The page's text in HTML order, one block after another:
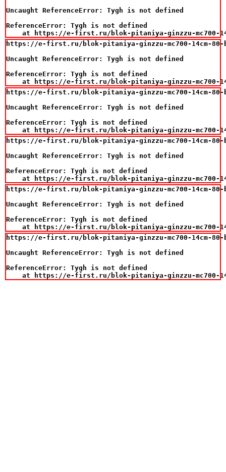
Uncaught ReferenceError: Tygh is not defined
ReferenceError: Tygh is not defined
at https://e-first.ru/blok-pitaniya-ginzzu-mc700-
https://e-first.ru/blok-pitaniya-ginzzu-mc700-14cm-80-
Uncaught ReferenceError: Tygh is not defined
ReferenceError: Tygh is not defined
at https://e-first.ru/blok-pitaniya-ginzzu-mc700-
https://e-first.ru/blok-pitaniya-ginzzu-mc700-14cm-80-
Uncaught ReferenceError: Tygh is not defined
ReferenceError: Tygh is not defined
at https://e-first.ru/blok-pitaniya-ginzzu-mc700-
https://e-first.ru/blok-pitaniya-ginzzu-mc700-14cm-80-
Uncaught ReferenceError: Tygh is not defined
ReferenceError: Tygh is not defined
at https://e-first.ru/blok-pitaniya-ginzzu-mc700-
https://e-first.ru/blok-pitaniya-ginzzu-mc700-14cm-80-
Uncaught ReferenceError: Tygh is not defined
ReferenceError: Tygh is not defined
at https://e-first.ru/blok-pitaniya-ginzzu-mc700-
https://e-first.ru/blok-pitaniya-ginzzu-mc700-14cm-80-
Uncaught ReferenceError: Tygh is not defined
ReferenceError: Tygh is not defined
at https://e-first.ru/blok-pitaniya-ginzzu-mc700-